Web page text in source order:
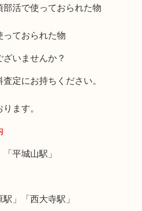
活で使っておられた物
ておられた物
いませんか？
定にお持ちください。
ます。
平城山駅」
」「西大寺駅」